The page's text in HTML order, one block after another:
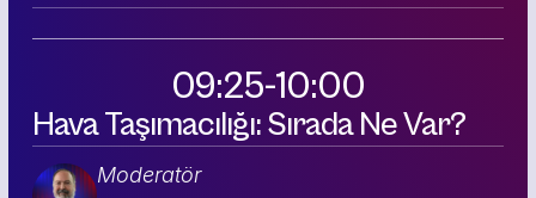
09:25-10:00
Hava Taşımacılığı: Sırada Ne Var?
Moderatör